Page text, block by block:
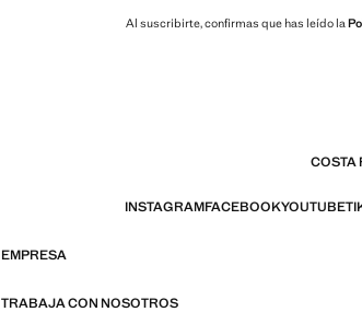
Al suscribirte, confirmas que has leído la
COSTA
INSTAGRAMFACEBOOKYOUTUBE
EMPRESA
TRABAJA CON NOSOTROS